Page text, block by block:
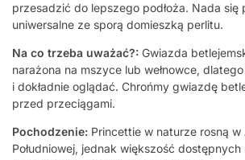
przesadzić do lepszego podłoża. Nada się
uniwersalne ze sporą domieszką perlitu.
Na co trzeba uważać?: Gwiazda
narażona na mszyce lub wełnowce,
i dokładnie oglądać. Chrońmy gwiazdę
przed przeciągami.
Pochodzenie: Princettie w naturze rosną w
Południowej, jednak większość